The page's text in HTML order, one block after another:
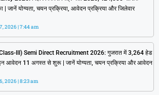
| जानें योग्यता, चयन प्रक्रिया, आवेदन प्रक्रिया और जिलेवार
2026 7:44 am
III) Semi Direct Recruitment 2026: गुजरात में 3,264 हेड
आवेदन 11 अगस्त से शुरू | जानें योग्यता, चयन प्रक्रिया और आवेदन
2026 8:23 am